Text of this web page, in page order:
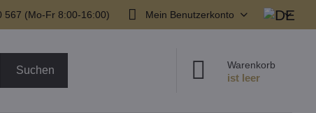
567 (Mo-Fr 8:00-16:00) Mein Benutzerkonto
Suchen Warenkorb